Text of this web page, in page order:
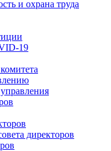
и охрана труда
директоров